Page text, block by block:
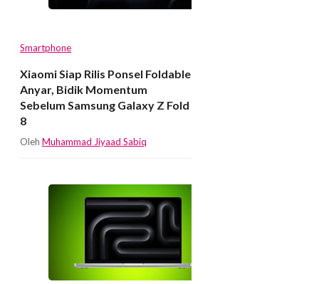
Smartphone
Xiaomi Siap Rilis Ponsel Foldable
Anyar, Bidik Momentum
Sebelum Samsung Galaxy Z Fold
8
Oleh Muhammad Jiyaad Sabiq